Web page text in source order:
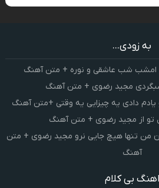
به زودی...
امشب شب عاشقی و نوره + متن آهنگ
شبگردی مجید رضوی + متن آهنگ
یادم دادی یه چیزایی یه وقتی +متن آهنگ
تو از مجید رضوی + متن آهنگ
من تنها هیچ جایی نرو مجید رضوی + متن
آهنگ
اهنگ بی کلام